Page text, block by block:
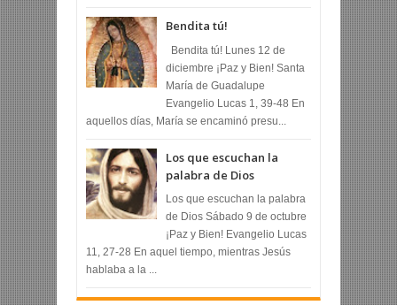
Bendita tú!
Bendita tú! Lunes 12 de
diciembre ¡Paz y Bien! Santa
María de Guadalupe
Evangelio Lucas 1, 39-48 En
aquellos días, María se encaminó presu...
Los que escuchan la
palabra de Dios
Los que escuchan la palabra
de Dios Sábado 9 de octubre
¡Paz y Bien! Evangelio Lucas
11, 27-28 En aquel tiempo, mientras Jesús
hablaba a la ...